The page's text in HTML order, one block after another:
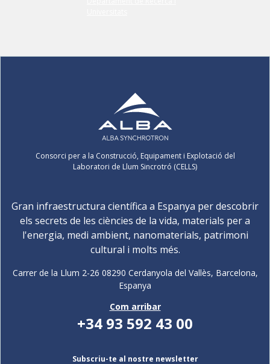
Consorci per a la Construcció, Equipament i Explotació del
Laboratori de Llum Sincrotró (CELLS)
Gran infraestructura científica a Espanya per descobrir
els secrets de les ciències de la vida, materials per a
l'energia, medi ambient, nanomaterials, patrimoni
cultural i molts més.
Carrer de la Llum 2-26 08290 Cerdanyola del Vallès, Barcelona,
Espanya
Com arribar
+34 93 592 43 00
Subscriu-te al nostre newsletter